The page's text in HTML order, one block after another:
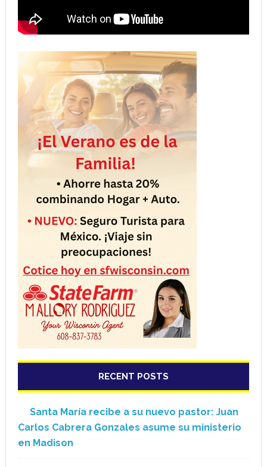
RECENT POSTS
Santa María recibe a su nuevo pastor: Juan
Carlos Cabrera Gonzales asume su ministerio
en Madison